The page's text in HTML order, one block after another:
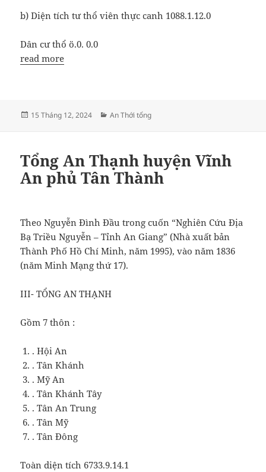
b) Diện tích tư thổ viên thực canh 1088.1.12.0
Dân cư thổ ö.0. 0.0
read more
Đăng
15 Tháng 12, 2024
Danh
An Thới tổng
Tổng An Thạnh huyện Vĩnh
An phủ Tân Thành
Theo Nguyễn Đình Đầu trong cuốn “Nghiên Cứu Địa
Bạ Triều Nguyễn – Tỉnh An Giang” (Nhà xuất bản
Thành Phố Hồ Chí Minh, năm 1995), vào năm 1836
(năm Minh Mạng thứ 17).
III- TỔNG AN THẠNH
Gồm 7 thôn :
. Hội An
. Tân Khánh
. Mỹ An
. Tân Khánh Tây
. Tân An Trung
. Tân Mỹ
. Tân Đông
Toàn diện tích 6733.9.14.1